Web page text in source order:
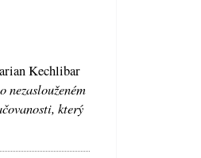
Kechlibar
nezaslouženém
který